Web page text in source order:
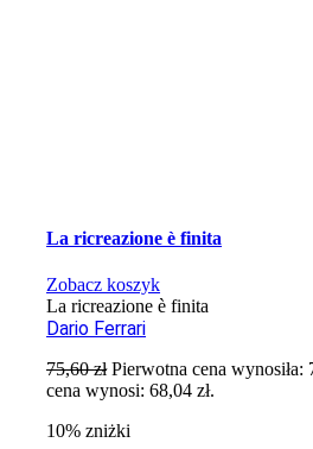
La ricreazione è finita
Zobacz koszyk
La ricreazione è finita
Dario Ferrari
75,60zł Pierwotna cena wynosiła:
cena wynosi: 68,04 zł.
10% zniżki